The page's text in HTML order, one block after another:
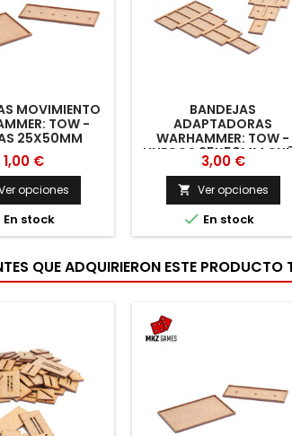
MOVIMIENTO
TOW -
25X50MM
1,00 €
opciones
En stock
BANDEJAS
ADAPTADORAS
WARHAMMER: TOW -
HUECOS 25X50MM
3,00 €
 Ver opciones
 En stock
QUE ADQUIRIERON ESTE